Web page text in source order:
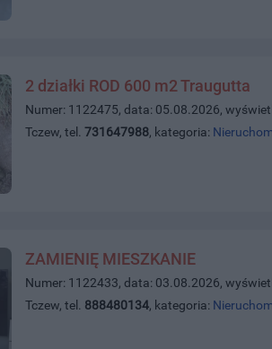
2 działki ROD 600 m2 Traugutta
Numer: 1122475, data: 05.08.2026,
Tczew, tel.731647988, kategoria:
ZAMIENIĘ MIESZKANIE
Numer: 1122433, data: 03.08.2026,
Tczew, tel. 888480134, kategoria: